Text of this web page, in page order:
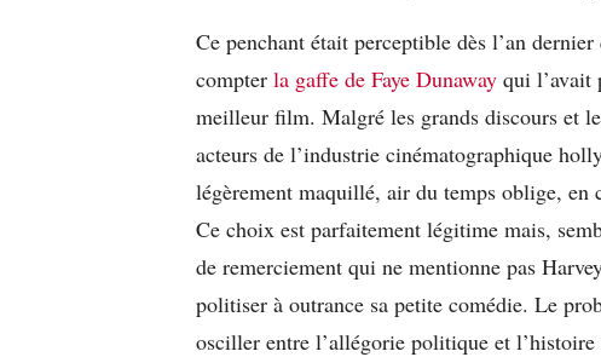
Ce penchant était perceptible dès l’an dernier
compter la gaffe de Faye Dunaway qui l’avait
meilleur film. Malgré les grands discours et
acteurs de l’industrie cinématographique
légèrement maquillé, air du temps oblige,
Ce choix est parfaitement légitime mais,
de remerciement qui ne mentionne pas
politiser à outrance sa petite comédie. Le
osciller entre l’allégorie politique et